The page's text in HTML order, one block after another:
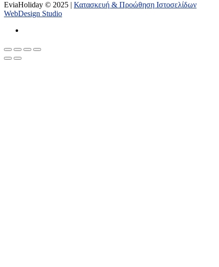
EviaHoliday © 2025 | Κατασκευή & Προώθηση Ιστοσελίδων
WebDesign Studio